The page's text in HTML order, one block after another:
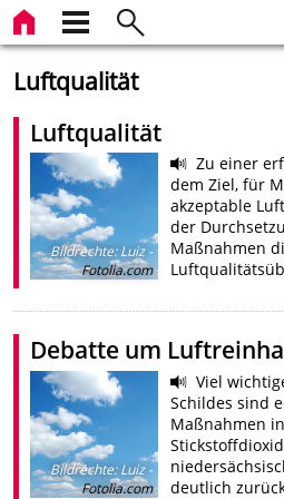
Luftqualität
Luftqualität
Bildrechte:Luiz -
Fotolia.com
Zu einer
dem Ziel, für
akzeptable
der
Maßnahmen
Debatte um
Bildrechte:Luiz -
Fotolia.com
Viel
Schildes sind
Maßnahmen
deutlich